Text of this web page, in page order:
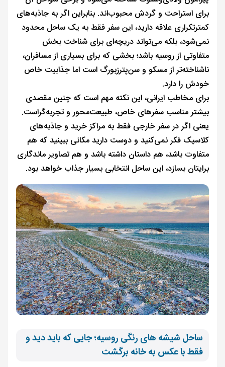
برای استراحت و گردش محبوب‌اند. بنابراین اگر به جاذبه‌های
کمترتکراری علاقه دارید، این سفر فقط به یک ساحل محدود
نمی‌شود، بلکه می‌تواند دریچه‌ای برای شناخت بخش
متفاوتی از روسیه باشد؛ بخشی که برای بسیاری از مسافران،
ناشناخته‌تر از مسکو و سن‌پترزبورگ است اما جذابیت خاص
خودش را دارد.
برای مخاطب ایرانی، این نکته مهم است که چنین مقصدی
بیشتر مناسب سفرهای خاص، طبیعت‌محور و تجربه‌گراست.
یعنی اگر در سفر خارجی فقط به مراکز خرید و جاذبه‌های
کلاسیک فکر نمی‌کنید و دوست دارید مکانی ببینید که هم
متفاوت باشد، هم داستان داشته باشد و هم تصاویر ماندگاری
برایتان بسازد، این ساحل انتخابی بسیار جذاب خواهد بود.
ساحل شیشه های رنگی روسیه؛ جایی که باید دید و
فقط با عکس به خانه برگشت